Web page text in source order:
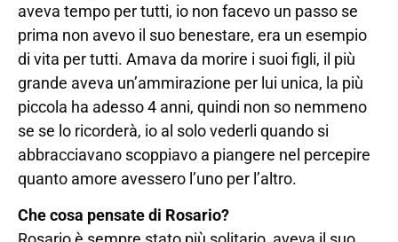
aveva tempo per tutti, io non facevo un passo se
prima non avevo il suo benestare, era un esempio
di vita per tutti. Amava da morire i suoi figli, il più
grande aveva un’ammirazione per lui unica, la più
piccola ha adesso 4 anni, quindi non so nemmeno
se se lo ricorderà, io al solo vederli quando si
abbracciavano scoppiavo a piangere nel percepire
quanto amore avessero l’uno per l’altro.
Che cosa pensate di Rosario?